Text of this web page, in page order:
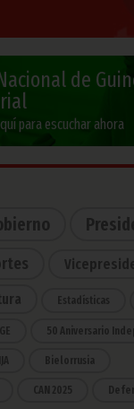
de
para escuchar ahora
Estadísticas
50 Aniversario
Bielorrusia
CAN 2025